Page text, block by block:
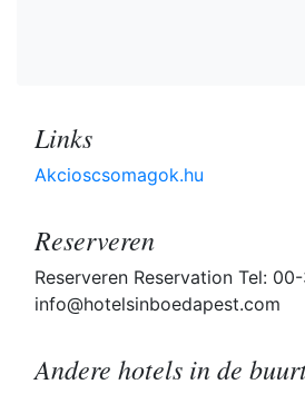
Links
Akcioscsomagok.hu
Reserveren
Reserveren Reservation Tel:
info@hotelsinboedapest.com
Andere hotels in de